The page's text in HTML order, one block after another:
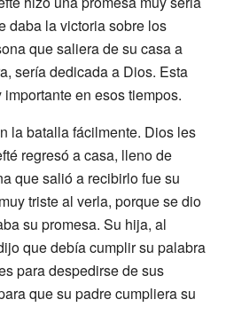
daba la victoria sobre los
que saliera de su casa a
sería dedicada a Dios. Esta
importante en esos tiempos.
la batalla fácilmente. Dios les
regresó a casa, lleno de
que salió a recibirlo fue su
triste al verla, porque se dio
su promesa. Su hija, al
que debía cumplir su palabra
para despedirse de sus
que su padre cumpliera su